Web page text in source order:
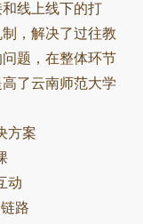
线上线下的打
，解决了过往教
题， 在整体环节
了云南师范大学
方案
动
路